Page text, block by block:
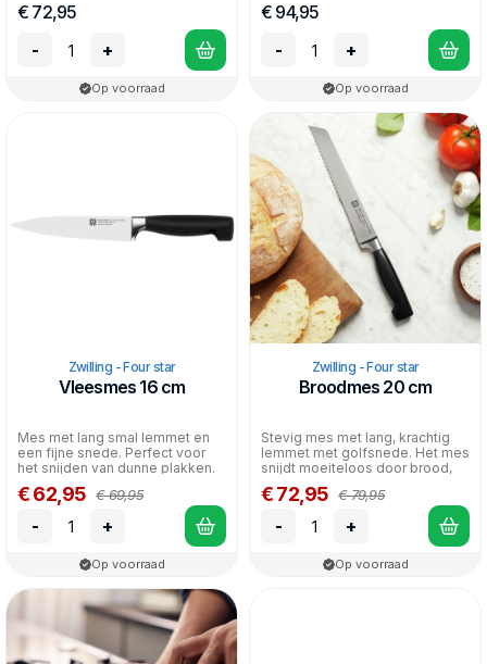
€ 72,95
-
+
Op voorraad
€ 94,95
-
+
Op voorraad
Zwilling - Four star
Vleesmes 16 cm
Mes met lang smal lemmet en
een fijne snede. Perfect voor
het snijden van dunne plakken.
€ 62,95 € 69,95
- +
Op voorraad
Zwilling - Four star
Broodmes 20 cm
Stevig mes met lang, krachtig
lemmet met golfsnede. Het mes
snijdt moeiteloos door brood,
maar is ook ges...
€ 72,95 € 79,95
- +
Op voorraad